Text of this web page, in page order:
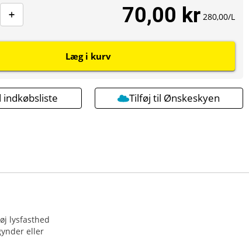
70,00 kr 280,00/L
Læg i kurv
indkøbsliste Tilføj til Ønskeskyen
lysfasthed
eller